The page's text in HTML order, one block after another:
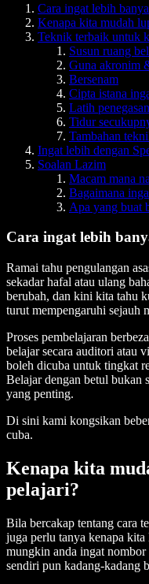
Cara ingat lebih
Kenapa kita mudah
Teknik terbaik untuk
Susun ruang
Guna akronim
Bersenam
Cipta istana
Latih
Tidur
Tambahan
Ingat lebih dengan
Soalan Lazim
Macam mana
Bagaimana
Apa yang buat
Cara ingat lebih
Ramai tahu pengulangan
sekadar hafal atau ulang
berubah, dan kini kita tahu
turut mempengaruhi sejauh
Proses pembelajaran
belajar secara auditori atau
boleh dicuba untuk tingkat
Belajar dengan betul bukan
yang penting.
Di sini kami kongsikan
cuba.
Kenapa kita
pelajari?
Bila bercakap tentang cara
juga perlu tanya kenapa
mungkin anda ingat
sendiri pun kadang-kadang